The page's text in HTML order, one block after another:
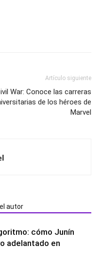
Artículo siguiente
War: Conoce las carreras
de los héroes de
Marvel
autor
cómo Junín
adelantado en